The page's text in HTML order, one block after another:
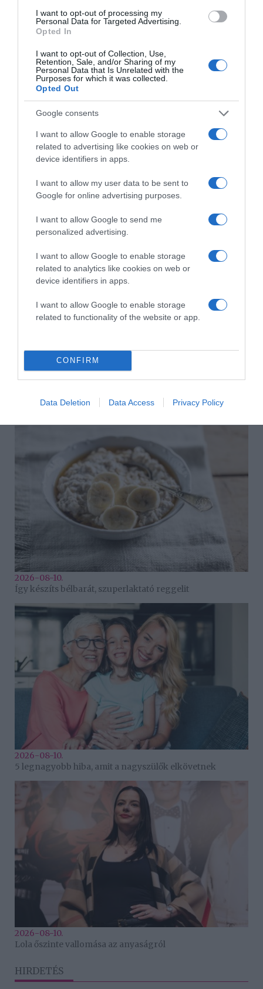
I want to opt-out of processing my
Personal Data for Targeted Advertising.
Opted In
I want to opt-out of Collection, Use,
Retention, Sale, and/or Sharing of my
Personal Data that Is Unrelated with the
Purposes for which it was collected.
Opted Out
Google consents
I want to allow Google to enable storage
related to advertising like cookies on web or
device identifiers in apps.
I want to allow my user data to be sent to
Google for online advertising purposes.
I want to allow Google to send me
personalized advertising.
I want to allow Google to enable storage
related to analytics like cookies on web or
device identifiers in apps.
I want to allow Google to enable storage
related to functionality of the website or app.
CONFIRM
Data Deletion Data Access Privacy Policy
Feleségek luxuskivitelben 4. évad országos premier:
november 30-tól hétfőnként 21 órakor a VIASAT3-on.
A műsort aPuncs.huis támogatja.
Forrás: Blikk
Megosztás: Facebook Pinterest
Címkék: Feleségek luxuskivitelben ,4. évad
évad,reality műsor
Korábbi bejegyzések Következő bejegyzés
HASONLÓ BEJEGYZÉSEK
2026-08-10.
2026-08-10.
Így készíts bélbarát, szuperlaktató reggelit
2026-08-10.
5 legnagyobb hiba, amit a nagyszülők elkövetnek
2026-08-10.
Lola őszinte vallomása az anyaságról
HIRDETÉS